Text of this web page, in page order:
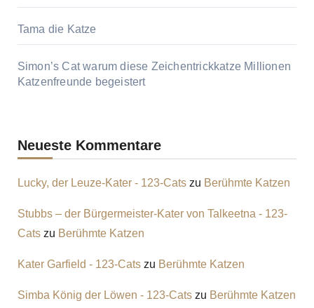
Tama die Katze
Simon’s Cat warum diese Zeichentrickkatze Millionen
Katzenfreunde begeistert
Neueste Kommentare
Lucky, der Leuze-Kater - 123-Catszu Berühmte Katzen
Stubbs – der Bürgermeister-Kater von Talkeetna - 123-
Catszu Berühmte Katzen
Kater Garfield - 123-Catszu Berühmte Katzen
Simba König der Löwen - 123-Catszu Berühmte Katzen